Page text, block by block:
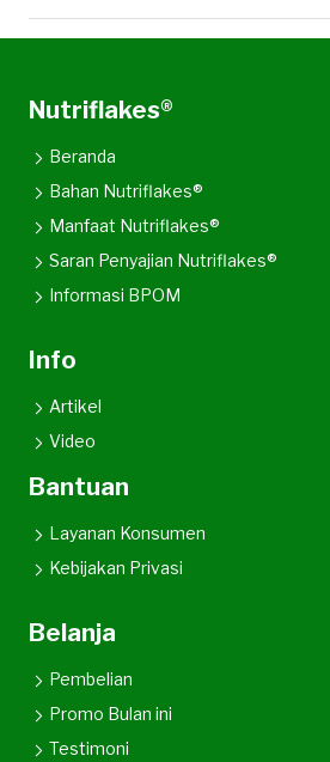
Nutriflakes®
Beranda
Bahan Nutriflakes®
Manfaat Nutriflakes®
Saran Penyajian Nutriflakes®
Informasi BPOM
Info
Artikel
Video
Bantuan
Layanan Konsumen
Kebijakan Privasi
Belanja
Pembelian
Promo Bulan ini
Testimoni